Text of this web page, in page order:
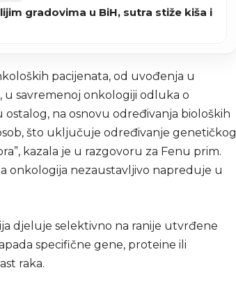
gradovima u BiH, sutra stiže kiša i
pacijenata, od uvođenja u
u savremenoj onkologiji odluka o
na osnovu određivanja bioloških
što uključuje određivanje genetičkog
kazala je u razgovoru za Fenu prim.
onkologija nezaustavljivo napreduje u
djeluje selektivno na ranije utvrđene
specifične gene, proteine ili
raka.